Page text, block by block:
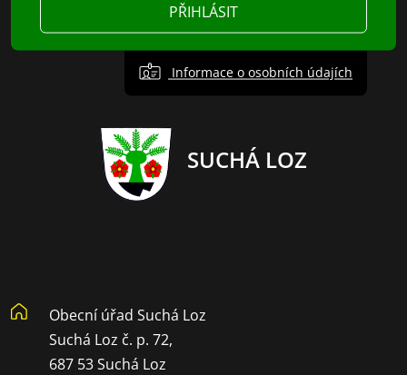
PŘIHLÁSIT
Informace o osobních údajích
SUCHÁ LOZ
Obecní úřad Suchá Loz
Suchá Loz č. p. 72,
687 53 Suchá Loz